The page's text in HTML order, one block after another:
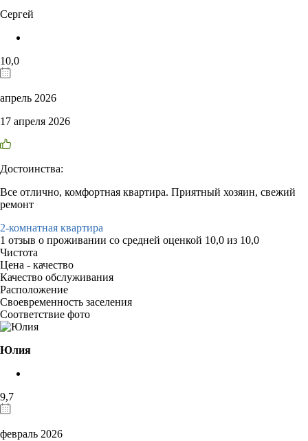
Сергей
10,0
апрель 2026
17 апреля 2026
Достоинства:
Все отлично, комфортная квартира. Приятный хозяин, свежий
ремонт
2-комнатная квартира
1 отзыв о проживании со средней оценкой 10,0 из 10,0
Чистота
Цена - качество
Качество обслуживания
Расположение
Своевременность заселения
Соответствие фото
Юлия
9,7
февраль 2026